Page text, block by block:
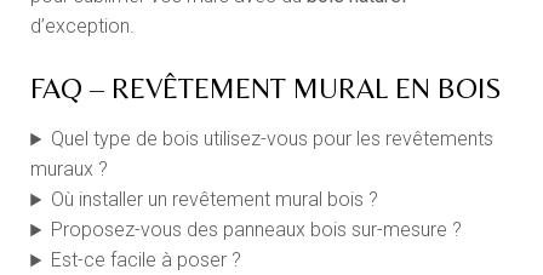
d’exception.
FAQ – REVÊTEMENT MURAL EN BOIS
Quel type de bois utilisez-vous pour les revêtements
muraux ?
Où installer un revêtement mural bois ?
Proposez-vous des panneaux bois sur-mesure ?
Est-ce facile à poser ?